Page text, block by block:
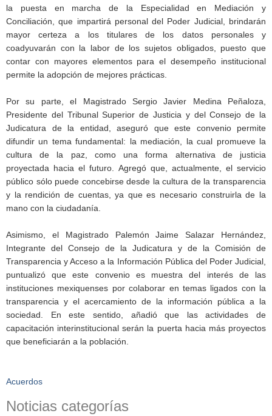
la puesta en marcha de la Especialidad en Mediación y
Conciliación, que impartirá personal del Poder Judicial, brindarán
mayor certeza a los titulares de los datos personales y
coadyuvarán con la labor de los sujetos obligados, puesto que
contar con mayores elementos para el desempeño institucional
permite la adopción de mejores prácticas.
Por su parte, el Magistrado Sergio Javier Medina Peñaloza,
Presidente del Tribunal Superior de Justicia y del Consejo de la
Judicatura de la entidad, aseguró que este convenio permite
difundir un tema fundamental: la mediación, la cual promueve la
cultura de la paz, como una forma alternativa de justicia
proyectada hacia el futuro. Agregó que, actualmente, el servicio
público sólo puede concebirse desde la cultura de la transparencia
y la rendición de cuentas, ya que es necesario construirla de la
mano con la ciudadanía.
Asimismo, el Magistrado Palemón Jaime Salazar Hernández,
Integrante del Consejo de la Judicatura y de la Comisión de
Transparencia y Acceso a la Información Pública del Poder Judicial,
puntualizó que este convenio es muestra del interés de las
instituciones mexiquenses por colaborar en temas ligados con la
transparencia y el acercamiento de la información pública a la
sociedad. En este sentido, añadió que las actividades de
capacitación interinstitucional serán la puerta hacia más proyectos
que beneficiarán a la población.
Acuerdos
Noticias categorías